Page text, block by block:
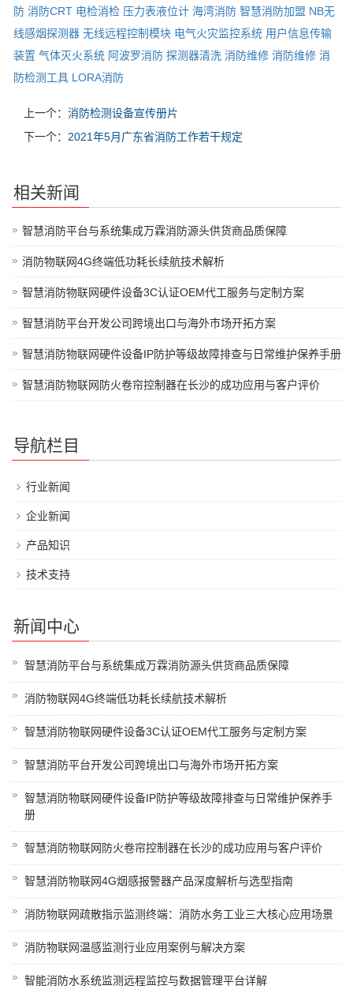
防 消防CRT 电检消检 压力表液位计 海湾消防 智慧消防加盟 NB无
线感烟探测器 无线远程控制模块 电气火灾监控系统 用户信息传输
装置 气体灭火系统 阿波罗消防 探测器清洗 消防维修 消防维修 消
防检测工具 LORA消防
上一个： 消防检测设备宣传册片
下一个： 2021年5月广东省消防工作若干规定
相关新闻
智慧消防平台与系统集成万霖消防源头供货商品质保障
消防物联网4G终端低功耗长续航技术解析
智慧消防物联网硬件设备3C认证OEM代工服务与定制方案
智慧消防平台开发公司跨境出口与海外市场开拓方案
智慧消防物联网硬件设备IP防护等级故障排查与日常维护保养手册
智慧消防物联网防火卷帘控制器在长沙的成功应用与客户评价
导航栏目
行业新闻
企业新闻
产品知识
技术支持
新闻中心
智慧消防平台与系统集成万霖消防源头供货商品质保障
消防物联网4G终端低功耗长续航技术解析
智慧消防物联网硬件设备3C认证OEM代工服务与定制方案
智慧消防平台开发公司跨境出口与海外市场开拓方案
智慧消防物联网硬件设备IP防护等级故障排查与日常维护保养手
册
智慧消防物联网防火卷帘控制器在长沙的成功应用与客户评价
智慧消防物联网4G烟感报警器产品深度解析与选型指南
消防物联网疏散指示监测终端：消防水务工业三大核心应用场景
消防物联网温感监测行业应用案例与解决方案
智能消防水系统监测远程监控与数据管理平台详解